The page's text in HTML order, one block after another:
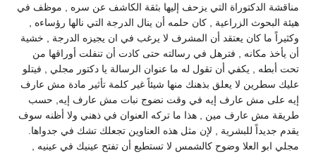
مناقشة الدكتوراة التي يزحف إليها بثقة الكاشف عن سره , موظف في
هيئة البحوث الزراعية , كان حلمه أن ينال الدرجة التي نالها رؤساءه ,
وكثيراً ما كان يعتقد أن المشرف لا يرغب في ان يجيزه الدرجة , خشية
أن يأخذ مكانه , فترهل في رسالته حتى كادت أن تنفلت أوراقها من
تحت أبطه , يكفي أن تقول له ما عنوان الرسالة يا دكتور مجلي , فيتلو
عليك سطرين لا يعلق بذهنك منها شيئاً غير كلمة تأثير مادة مش عارف
إيه على مش عارف إيه في وقت نضوج نبات مش عارف إيه, حسب
طريقة مش عارف مين , هذا ما تركه العنوان في ذهني ولا أظنه سوف
يقدم جديداً للبشرية , لإن مثل هذه العناوين تجعلك تشك في جدواها.
مجلي ابو العلا وضوح كالشمس لا تستطيع أن تفتح عينيك في عينيه ,